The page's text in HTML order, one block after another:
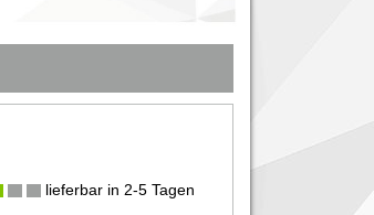
lieferbar in 2-5 Tagen